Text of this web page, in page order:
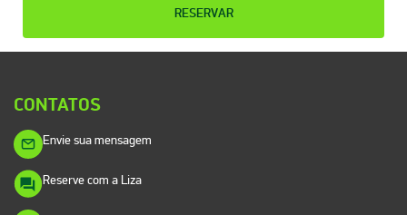
RESERVAR
CONTATOS
Envie sua mensagem
Reserve com a Liza